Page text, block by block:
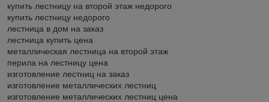
купить лестницу на второй этаж недорого
купить лестницу недорого
лестница в дом на заказ
лестница купить цена
металлическая лестница на второй этаж
перила на лестницу цена
изготовление лестниц на заказ
изготовление металлических лестниц
изготовление металлических лестниц цена